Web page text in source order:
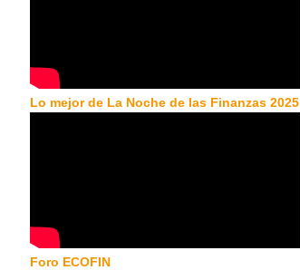
Lo mejor de La Noche de las Finanzas 2025
Foro ECOFIN